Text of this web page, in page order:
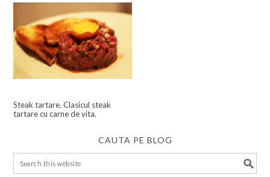
Steak tartare. Clasicul steak
tartare cu carne de vita.
CAUTA PE BLOG